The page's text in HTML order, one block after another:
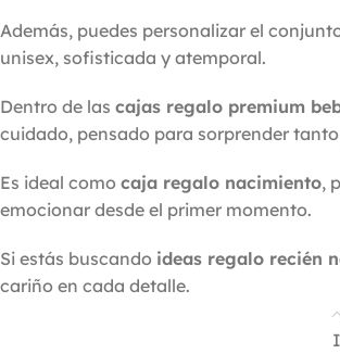
Además, puedes personalizar el
unisex, sofisticada y atemporal.
Dentro de las cajas regalo premium
cuidado, pensado para sorprender
Es ideal como caja regalo nacimiento,
emocionar desde el primer momento.
Si estás buscando ideas regalo recién
cariño en cada detalle.